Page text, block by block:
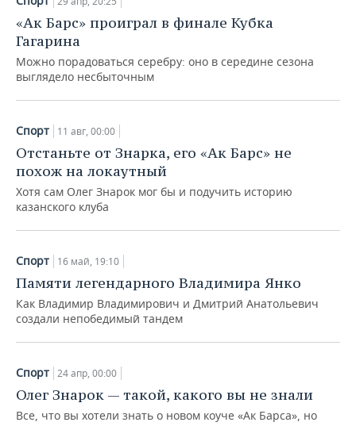
«Ак Барс» проиграл в финале Кубка
Гагарина
Можно порадоваться серебру: оно в середине сезона
выглядело несбыточным
Спорт 11 авг, 00:00
Отстаньте от Знарка, его «Ак Барс» не
похож на локаутный
Хотя сам Олег Знарок мог бы и подучить историю
казанского клуба
Спорт 16 май, 19:10
Памяти легендарного Владимира Янко
Как Владимир Владимирович и Дмитрий Анатольевич
создали непобедимый тандем
Спорт 24 апр, 00:00
Олег Знарок — такой, какого вы не знали
Все, что вы хотели знать о новом коуче «Ак Барса», но